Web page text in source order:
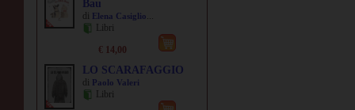
Bau
di Elena Casiglio...
Libri
€ 14,00
LO SCARAFAGGIO
di Paolo Valeri
Libri